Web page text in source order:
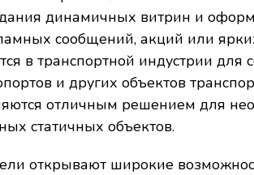
динамичных витрин и
сообщений, акций или
в транспортной индустрии
и других объектов
отличным решением для
статичных объектов.
открывают широкие